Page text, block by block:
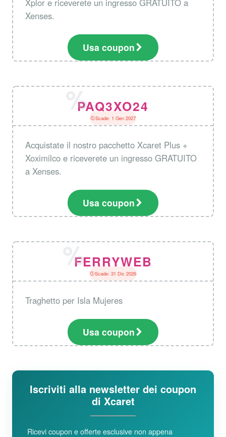
Xplor e riceverete un ingresso GRATUITO a
Xenses.
Usa coupon
Scade: 1 Gen 2027
PAQ3XO24
Acquistate il nostro pacchetto Xcaret Plus +
Xoximilco e riceverete un ingresso GRATUITO
a Xenses.
Usa coupon
Scade: 31 Dic 2026
FERRYWEB
Traghetto per Isla Mujeres
Usa coupon
Iscriviti alla newsletter dei coupon
di Xcaret
Ricevi coupon e offerte esclusive non appena